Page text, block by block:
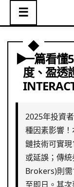
☰
一篇看懂
度、盈透
2025年投資
種因素影響
鏈技術可實
或延誤；傳
Brokers)則需
至即日。其